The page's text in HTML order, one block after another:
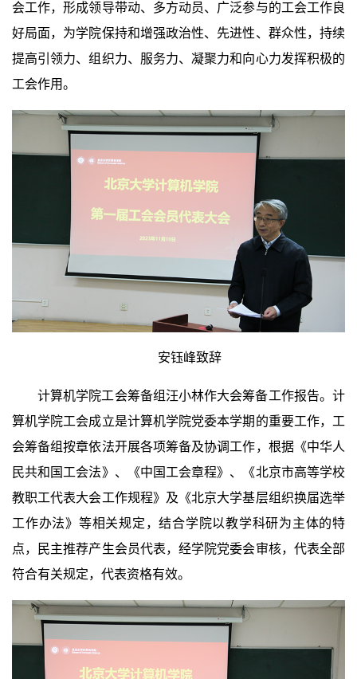
会工作，形成领导带动、多方动员、广泛参与的工会工作良
好局面，为学院保持和增强政治性、先进性、群众性，持续
提高引领力、组织力、服务力、凝聚力和向心力发挥积极的
工会作用。
安钰峰致辞
计算机学院工会筹备组汪小林作大会筹备工作报告。计
算机学院工会成立是计算机学院党委本学期的重要工作，工
会筹备组按章依法开展各项筹备及协调工作， 根据《中华人
民共和国工会法》、《中国工会章程》、《北京市高等学校
教职工代表大会工作规程》及《北京大学基层组织换届选举
工作办法》等相关规定，结合学院以教学科研为主体的特
点，民主推荐产生会员代表，经学院党委会审核，代表全部
符合有关规定，代表资格有效。